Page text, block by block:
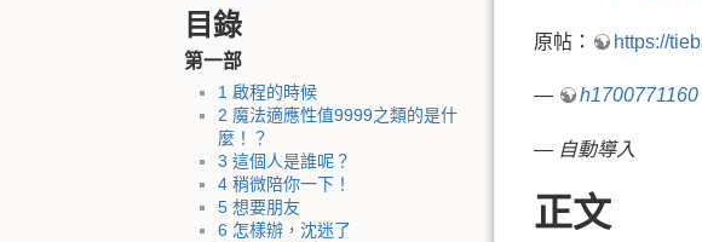
目錄
第一部
1 啟程的時候
2 魔法適應性值9999之類的是什
麼！？
3 這個人是誰呢？
4 稍微陪你一下！
5 想要朋友
6 怎樣辦，沈迷了
原帖： https://
— h1700771160
— 自動導入
正文